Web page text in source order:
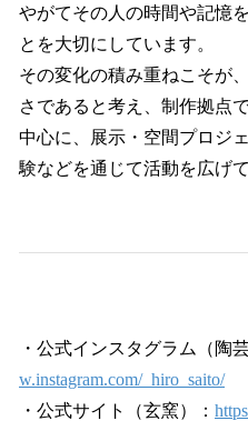
やがてその人の時間や記憶
とを大切にしています。
その変化の積み重ねこそが
さであると考え、制作拠点
中心に、展示・空間プロジ
験などを通じて活動を広げて
・公式インスタグラム（陶
w.instagram.com/_hiro_saito/
・公式サイト（玄窯）：